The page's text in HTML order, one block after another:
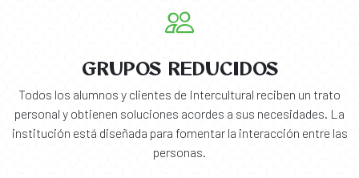
GRUPOS REDUCIDOS
Todos los alumnos y clientes de Intercultural reciben un trato
personal y obtienen soluciones acordes a sus necesidades. La
institución está diseñada para fomentar la interacción entre las
personas.